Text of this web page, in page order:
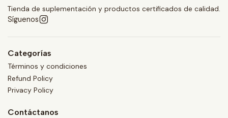
Tienda de suplementación y productos certificados de calidad.
Síguenos
Categorías
Términos y condiciones
Refund Policy
Privacy Policy
Contáctanos